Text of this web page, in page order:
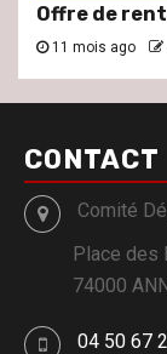
Offre de
11 mois ago
CONTACT
Comité
Place des
74000
04 50 67